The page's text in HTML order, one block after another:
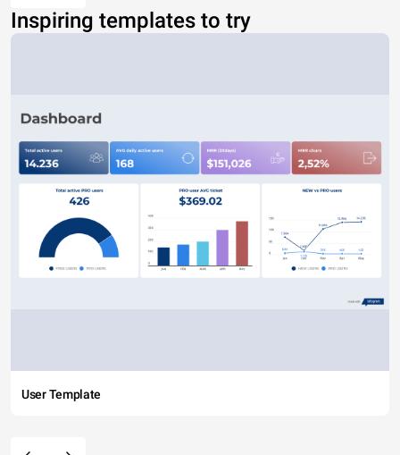
Inspiring templates to try
User Template